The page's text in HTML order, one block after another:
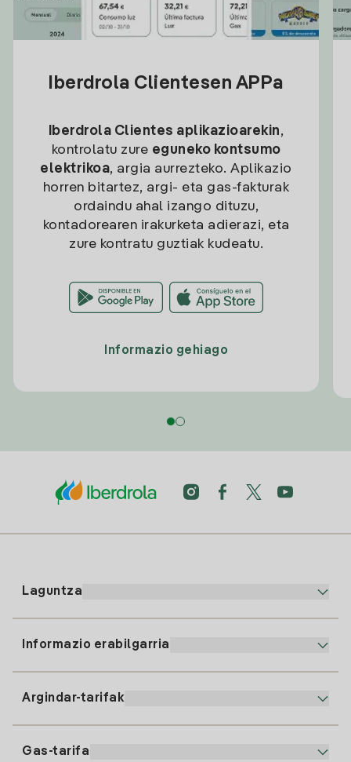
Iberdrola Clientesen APPa
Iberdrola Clientes aplikazioarekin,
kontrolatu zure eguneko kontsumo
elektrikoa, argia aurrezteko. Aplikazio
horren bitartez, argi- eta gas-fakturak
ordaindu ahal izango dituzu,
kontadorearen irakurketa adierazi, eta
zure kontratu guztiak kudeatu.
Informazio gehiago
Laguntza
91 919 52 73
Informazio erabilgarria
Argindar-tarifak
Gas-tarifa